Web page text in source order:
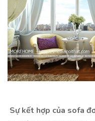
Sự kết hợp của sofa